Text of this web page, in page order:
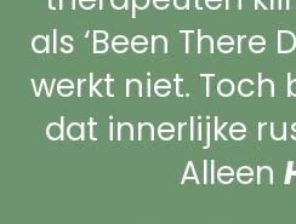
als ‘Been There
werkt niet. Toch
dat innerlijke
Alleen